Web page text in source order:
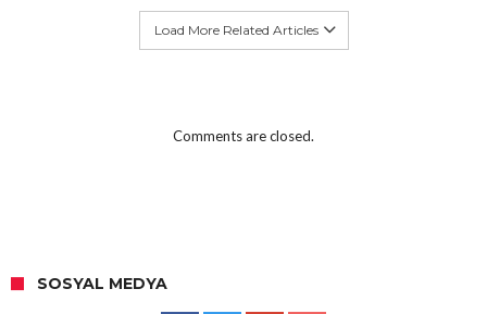
Load More Related Articles
Comments are closed.
SOSYAL MEDYA